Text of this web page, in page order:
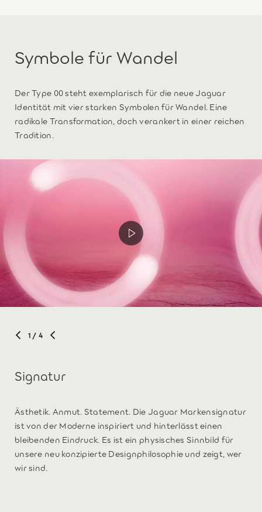
Symbole für Wandel
Der Type 00 steht exemplarisch für die neue Jaguar
Identität mit vier starken Symbolen für Wandel. Eine
radikale Transformation, doch verankert in einer reichen
Tradition.
1 / 4
Signatur
Ästhetik. Anmut. Statement. Die Jaguar Markensignatur
ist von der Moderne inspiriert und hinterlässt einen
bleibenden Eindruck. Es ist ein physisches Sinnbild für
unsere neu konzipierte Designphilosophie und zeigt, wer
wir sind.